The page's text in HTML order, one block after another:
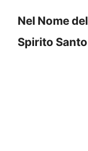
Nel Nome
Spirito